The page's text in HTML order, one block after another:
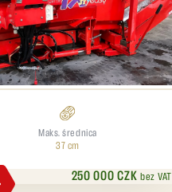
Maks. średnica
37 cm
250 000 CZKbez VAT